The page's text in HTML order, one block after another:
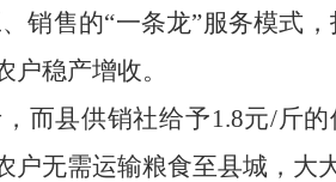
销售的“一条龙”服务模式
稳产增收。
，而县供销社给予1.8元/斤
户无需运输粮食至县城，大